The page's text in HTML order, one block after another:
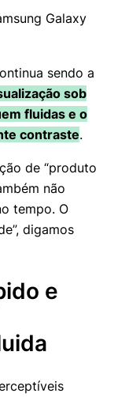
Galaxy
sendo a
sob
fluidas e o
contraste.
de “produto
não
tempo. O
digamos
e